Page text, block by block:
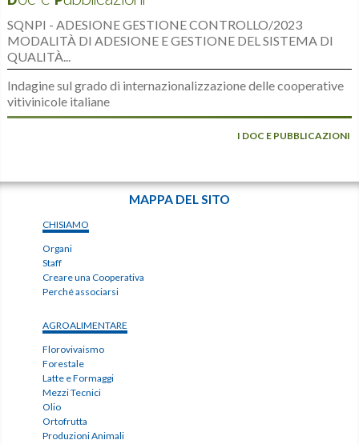
SQNPI - ADESIONE GESTIONE CONTROLLO/2023
MODALITÀ DI ADESIONE E GESTIONE DEL SISTEMA DI
QUALITÀ...
Indagine sul grado di internazionalizzazione delle cooperative
vitivinicole italiane
I DOC E PUBBLICAZIONI
MAPPA DEL SITO
CHISIAMO
Organi
Staff
Creare una Cooperativa
Perché associarsi
AGROALIMENTARE
Florovivaismo
Forestale
Latte e Formaggi
Mezzi Tecnici
Olio
Ortofrutta
Produzioni Animali